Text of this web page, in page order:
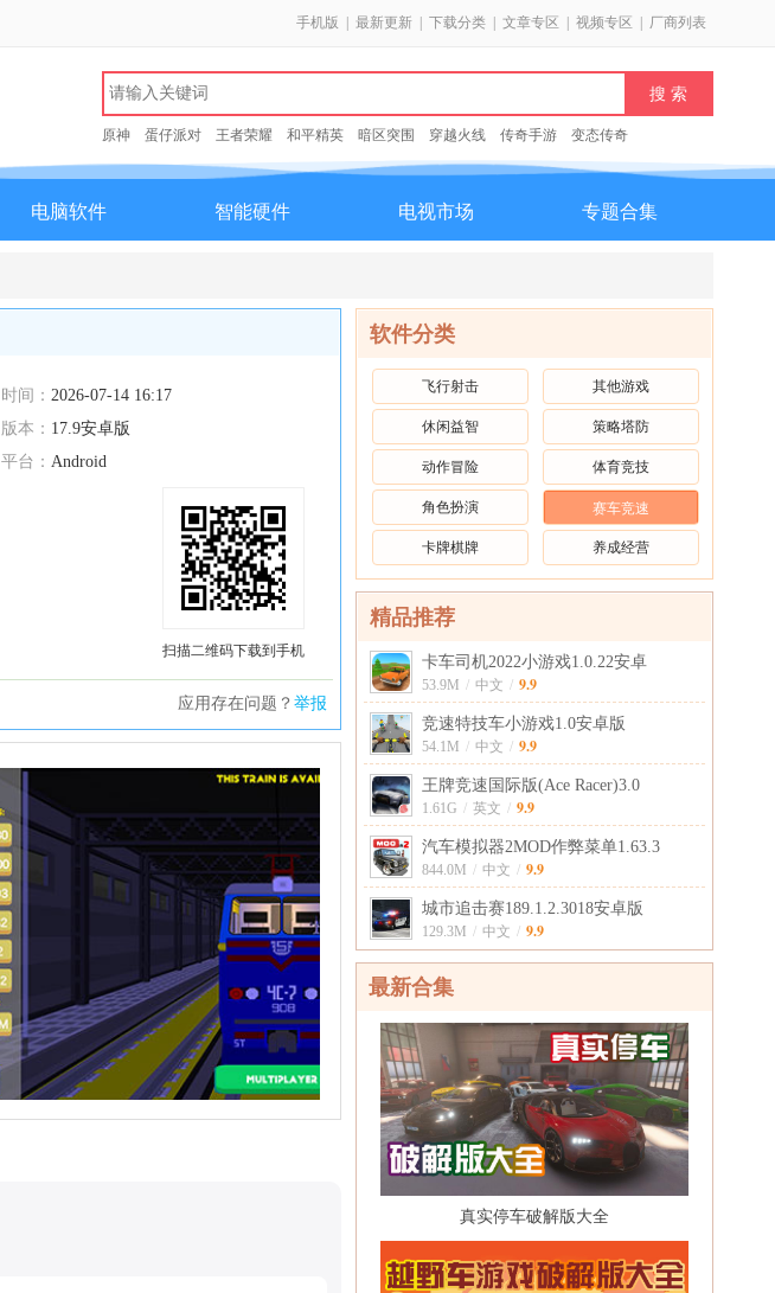
手机版 最新更新 下载分类 文章专区 视频专区 厂商列表
原神 蛋仔派对 王者荣耀 和平精英 暗区突围 穿越火线 传奇手游 变态传奇
电脑软件 智能硬件 电视市场 专题合集
时间： 2026-07-14 16:17
版本： 17.9安卓版
平台： Android
应用存在问题？ 举报
扫描二维码下载到手机
软件分类
飞行射击 其他游戏
休闲益智 策略塔防
动作冒险 体育竞技
角色扮演 赛车竞速
卡牌棋牌 养成经营
精品推荐
卡车司机2022小游戏1.0.22安卓
53.9M / 中文 / 9.9
竞速特技车小游戏1.0安卓版
54.1M / 中文 / 9.9
王牌竞速国际版(Ace Racer)3.0
1.61G / 英文 / 9.9
汽车模拟器2MOD作弊菜单1.63.3
844.0M / 中文 / 9.9
城市追击赛189.1.2.3018安卓版
129.3M / 中文 / 9.9
最新合集
真实停车破解版大全